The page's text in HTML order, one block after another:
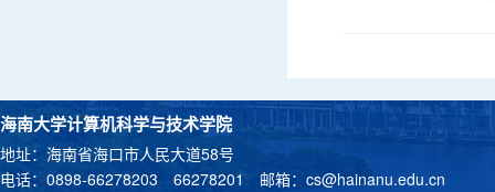
海南大学计算机科学与技术学院
地址：海南省海口市人民大道58号
电话：0898-66278203 66278201 邮箱： cs@hainanu.edu.cn